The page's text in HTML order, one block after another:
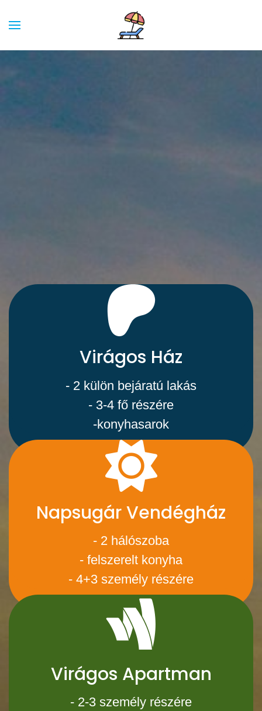
Virágos Ház
- 2 külön bejáratú lakás
- 3-4 fő részére
-konyhasarok
Napsugár Vendégház
- 2 hálószoba
- felszerelt konyha
- 4+3 személy részére
Virágos Apartman
- 2-3 személy részére